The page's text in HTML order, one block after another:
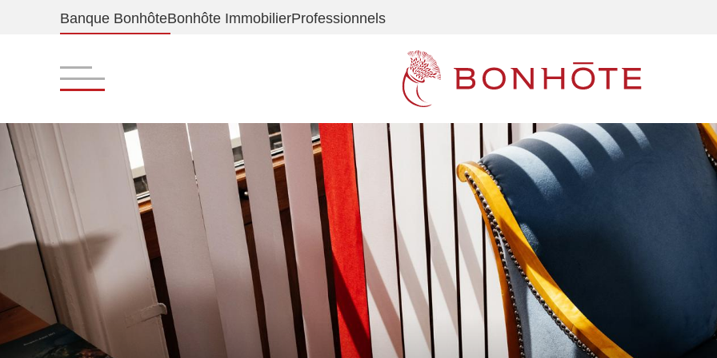
Banque BonhôteBonhôte ImmobilierProfessionnels
Navigation principale